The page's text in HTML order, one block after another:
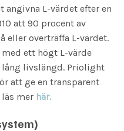
angivna L-värdet efter en
att 90 procent av
eller överträffa L-värdet.
ett högt L-värde
livslängd. Priolight
att ge en transparent
mer här.